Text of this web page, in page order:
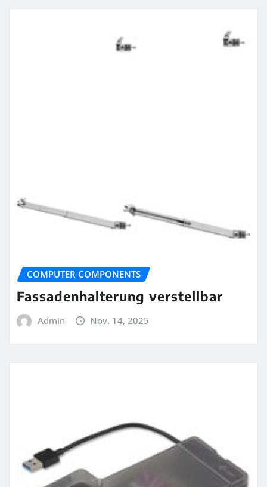
COMPUTER COMPONENTS
Fassadenhalterung verstellbar
Admin Nov. 14, 2025